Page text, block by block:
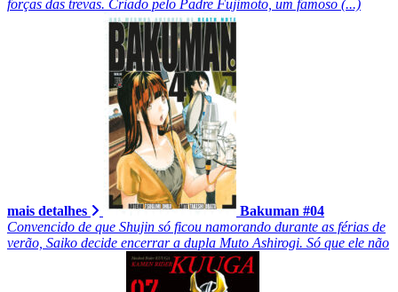
forças das trevas. Criado pelo Padre Fujimoto, um famoso (...)
mais detalhes
Bakuman #04
Convencido de que Shujin só ficou namorando durante as férias de
verão, Saiko decide encerrar a dupla Muto Ashirogi. Só que ele não